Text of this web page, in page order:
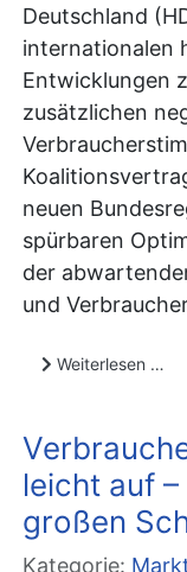
Deutschland
internationalen
Entwicklungen
zusätzlichen
neuen
spürbaren
der
und
Weiterlesen …
leicht auf
großen
Kategorie: